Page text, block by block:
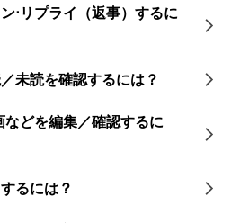
⋅リ プライ（返事）するに
未読を 確認するには？
などを編集／確認するに
るには？